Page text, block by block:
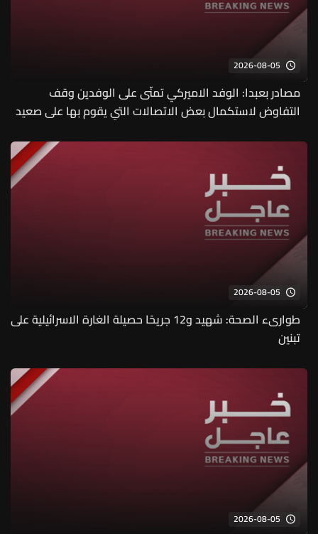
2026-08-05
مصادر بعبدا: الوفد الاميركي تمنّى على الوفدين وقف
التفاوض لاستكمال بعض الاتصالات التي يقوم بها على صعيد
2026-08-05
طوارىء الصحة: شهيد و12 جريحًا حصيلة الغارة الاسرائيلية على
تبنين
2026-08-05